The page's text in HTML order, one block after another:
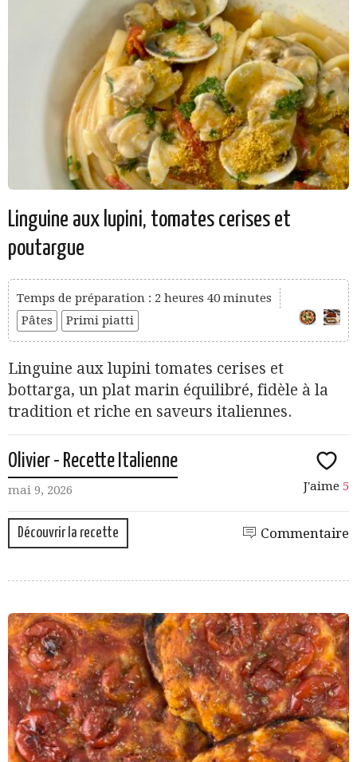
Linguine aux lupini, tomates cerises et
poutargue
Temps de préparation : 2 heures 40 minutes
Pâtes
Primi piatti
Linguine aux lupini tomates cerises et
bottarga, un plat marin équilibré, fidèle à la
tradition et riche en saveurs italiennes.
Olivier - Recette Italienne
mai 9, 2026 J'aime 5
Découvrir la recette Commentaire